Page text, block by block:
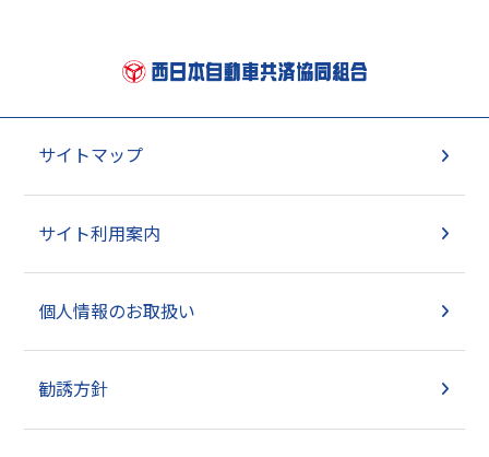
サイトマップ
サイト利用案内
個人情報のお取扱い
勧誘方針